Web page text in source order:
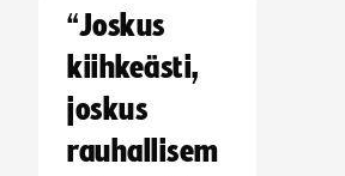
“Joskus
kiihkeästi,
joskus
rauhallisem